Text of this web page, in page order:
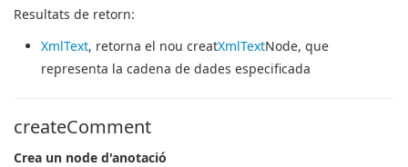
Resultats de retorn:
XmlText, retorna el nou creatXmlTextNode, que
representa la cadena de dades especificada
createComment
Crea un node d'anotació